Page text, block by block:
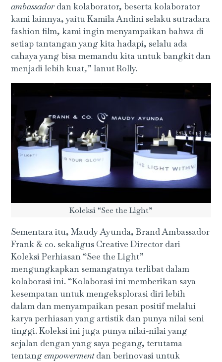
ambassadordan kolaborator, beserta kolaborator
kami lainnya, yaitu Kamila Andini selaku sutradara
fashion film, kami ingin menyampaikan bahwa di
setiap tantangan yang kita hadapi, selalu ada
cahaya yang bisa memandu kita untuk bangkit dan
menjadi lebih kuat,” lanut Rolly.
Koleksi “See the Light”
Sementara itu, Maudy Ayunda, Brand Ambassador
Frank & co. sekaligus Creative Director dari
Koleksi Perhiasan “See the Light”
mengungkapkan semangatnya terlibat dalam
kolaborasi ini. “Kolaborasi ini memberikan saya
kesempatan untuk mengeksplorasi diri lebih
dalam dan menyampaikan pesan positif melalui
karya perhiasan yang artistik dan punya nilai seni
tinggi. Koleksi ini juga punya nilai-nilai yang
sejalan dengan yang saya pegang, terutama
tentangempowermentdan berinovasi untuk